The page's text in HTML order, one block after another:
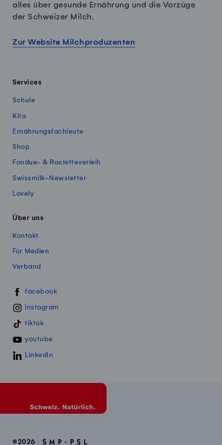
alles über gesunde Ernährung und die Vorzüge
der Schweizer Milch.
Zur Website Milchproduzenten
Services
Schule
Kita
Ernährungsfachleute
Shop
Fondue- & Racletteverleih
Swissmilk-Newsletter
Lovely
Über uns
Kontakt
Für Medien
Verband
Swissmillk auf Social Media
facebook
instagram
tiktok
youtube
LinkedIn
©2026